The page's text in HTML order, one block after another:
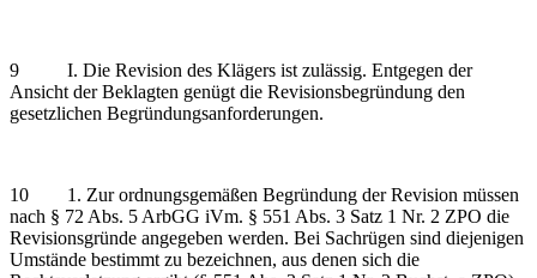
9 I. Die Revision des Klägers ist zulässig. Entgegen der
Ansicht der Beklagten genügt die Revisionsbegründung den
gesetzlichen Begründungsanforderungen.
10 1. Zur ordnungsgemäßen Begründung der Revision müssen
nach § 72 Abs. 5 ArbGG iVm. § 551 Abs. 3 Satz 1 Nr. 2 ZPO die
Revisionsgründe angegeben werden. Bei Sachrügen sind diejenigen
Umstände bestimmt zu bezeichnen, aus denen sich die